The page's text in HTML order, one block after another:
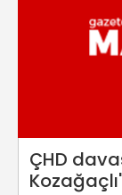
ÇHD